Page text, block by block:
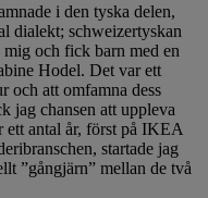
i den tyska delen,
dialekt; schweizertyskan
och fick barn med en
Hodel. Det var ett
och att omfamna dess
jag chansen att uppleva
ett antal år, först på IKEA
startade jag
”gångjärn” mellan de två